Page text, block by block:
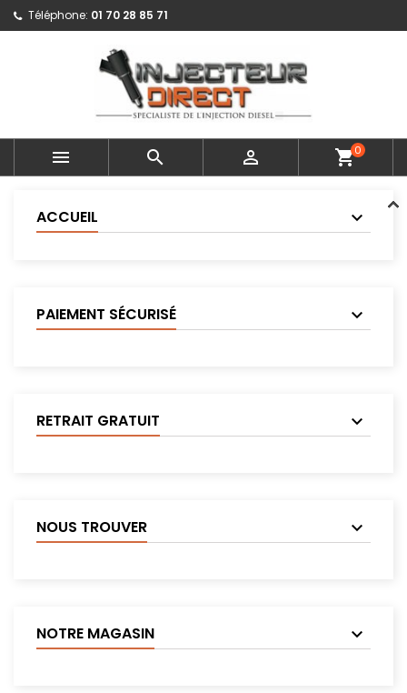
Téléphone: 01 70 28 85 71
   shopping_cart0
ACCUEIL
PAIEMENT SÉCURISÉ
RETRAIT GRATUIT
NOUS TROUVER
NOTRE MAGASIN